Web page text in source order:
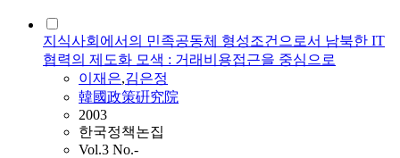
지식사회에서의 민족공동체 형성조건으로서 남북한 IT
협력의 제도화 모색 : 거래비용접근을 중심으로
이재은,김은정
韓國政策硏究院
2003
한국정책논집
Vol.3 No.-